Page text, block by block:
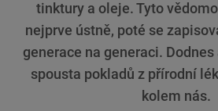
tinktury a oleje. Tyto
nejprve ústně, poté se
generace na generaci.
spousta pokladů z přírodní
kolem nás.